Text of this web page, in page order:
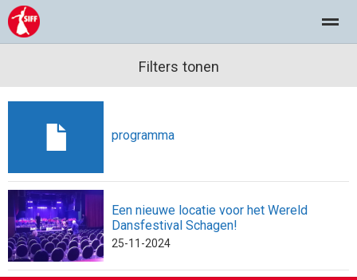
Wereld Dansfestival Schagen Dansgroepen
Home
Filters tonen
programma
Een nieuwe locatie voor het Wereld
Dansfestival Schagen!
25-11-2024